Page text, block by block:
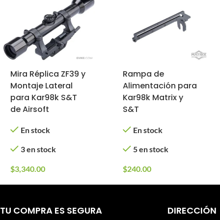
Mira Réplica ZF39 y
Montaje Lateral
para Kar98k S&T
de Airsoft
En stock
3 en stock
$3,340.00
Rampa de
Alimentación para
Kar98k Matrix y
S&T
En stock
5 en stock
$240.00
TU COMPRA ES SEGURA DIRECCIÓN